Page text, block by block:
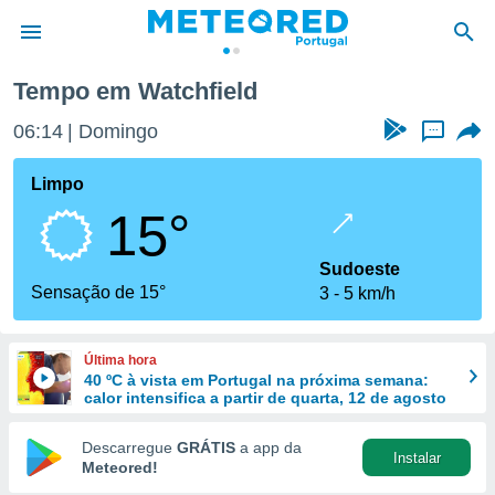
da
foi
fornecidas
a este
das
e
forma
digital
Tempo em Watchfield
06:14 Domingo ...
Limpo
15°
Sensação de 15°
Sudoeste
3
5 km/h
Última hora
40 ºC à vista em Portugal na próxima semana:
calor intensifica a partir de quarta, 12 de agosto
Descarregue GRÁTIS a app da
Meteored!
Instalar